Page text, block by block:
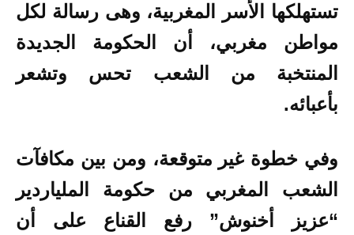
تستهلكها الأسر المغربية، وهى رسالة لكل
مواطن مغربي، أن الحكومة الجديدة
المنتخبة من الشعب تحس وتشعر
بأعبائه.
وفي خطوة غير متوقعة، ومن بين مكافآت
الشعب المغربي من حكومة الملياردير
“عزيز أخنوش” رفع القناع على أن